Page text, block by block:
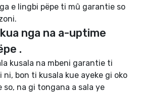
e lingbi pëpe ti mû garantie so
nga na a-uptime
.
kusala na mbeni garantie ti
bon ti kusala kue ayeke gi oko
na gi tongana a sala ye